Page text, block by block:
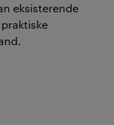
eksisterende